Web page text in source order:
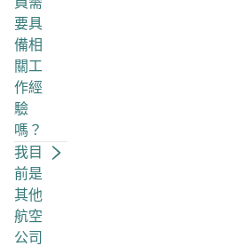
要具
備相
關工
作經
驗
嗎？
我目
前是
其他
航空
公司